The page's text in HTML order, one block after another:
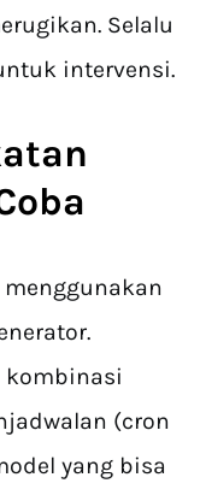
Selalu
intervensi.
kombinasi
(cron
yang bisa